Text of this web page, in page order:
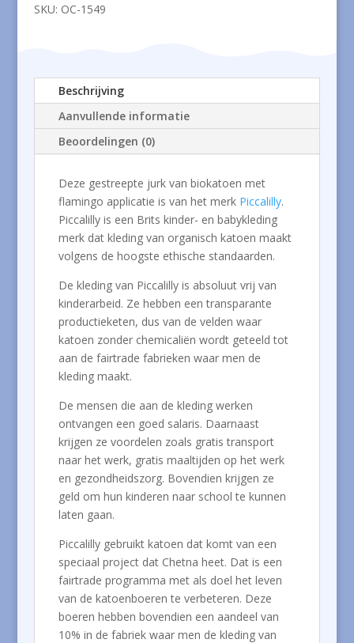
SKU: OC-1549
Beschrijving
Aanvullende informatie
Beoordelingen (0)
Deze gestreepte jurk van biokatoen met
flamingo applicatie is van het merk Piccalilly.
Piccalilly is een Brits kinder- en babykleding
merk dat kleding van organisch katoen maakt
volgens de hoogste ethische standaarden.
De kleding van Piccalilly is absoluut vrij van
kinderarbeid. Ze hebben een transparante
productieketen, dus van de velden waar
katoen zonder chemicaliën wordt geteeld tot
aan de fairtrade fabrieken waar men de
kleding maakt.
De mensen die aan de kleding werken
ontvangen een goed salaris. Daarnaast
krijgen ze voordelen zoals gratis transport
naar het werk, gratis maaltijden op het werk
en gezondheidszorg. Bovendien krijgen ze
geld om hun kinderen naar school te kunnen
laten gaan.
Piccalilly gebruikt katoen dat komt van een
speciaal project dat Chetna heet. Dat is een
fairtrade programma met als doel het leven
van de katoenboeren te verbeteren. Deze
boeren hebben bovendien een aandeel van
10% in de fabriek waar men de kleding van